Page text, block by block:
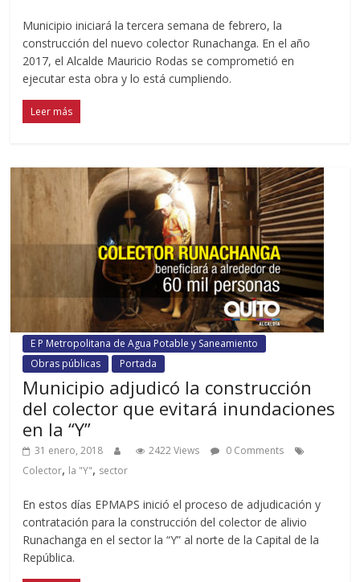
Municipio iniciará la tercera semana de febrero, la
construcción del nuevo colector Runachanga. En el año
2017, el Alcalde Mauricio Rodas se comprometió en
ejecutar esta obra y lo está cumpliendo.
Leer más
E P Metropolitana de Agua Potable y Saneamiento
Obras públicas
Portada
Municipio adjudicó la construcción
del colector que evitará inundaciones
en la “Y”
31 enero, 2018 2422 Views
0 Comments
Colector, la "Y", sector
En estos días EPMAPS inició el proceso de adjudicación y
contratación para la construcción del colector de alivio
Runachanga en el sector la “Y” al norte de la Capital de la
República.